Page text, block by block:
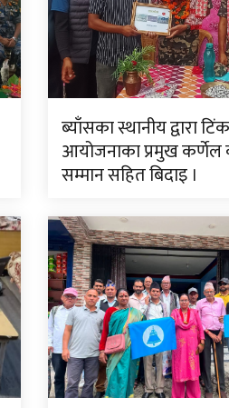
ब्याँसका स्थानीय द्वारा
आयोजनाका प्रमुख कर्णेल
सम्मान सहित बिदाइ ।